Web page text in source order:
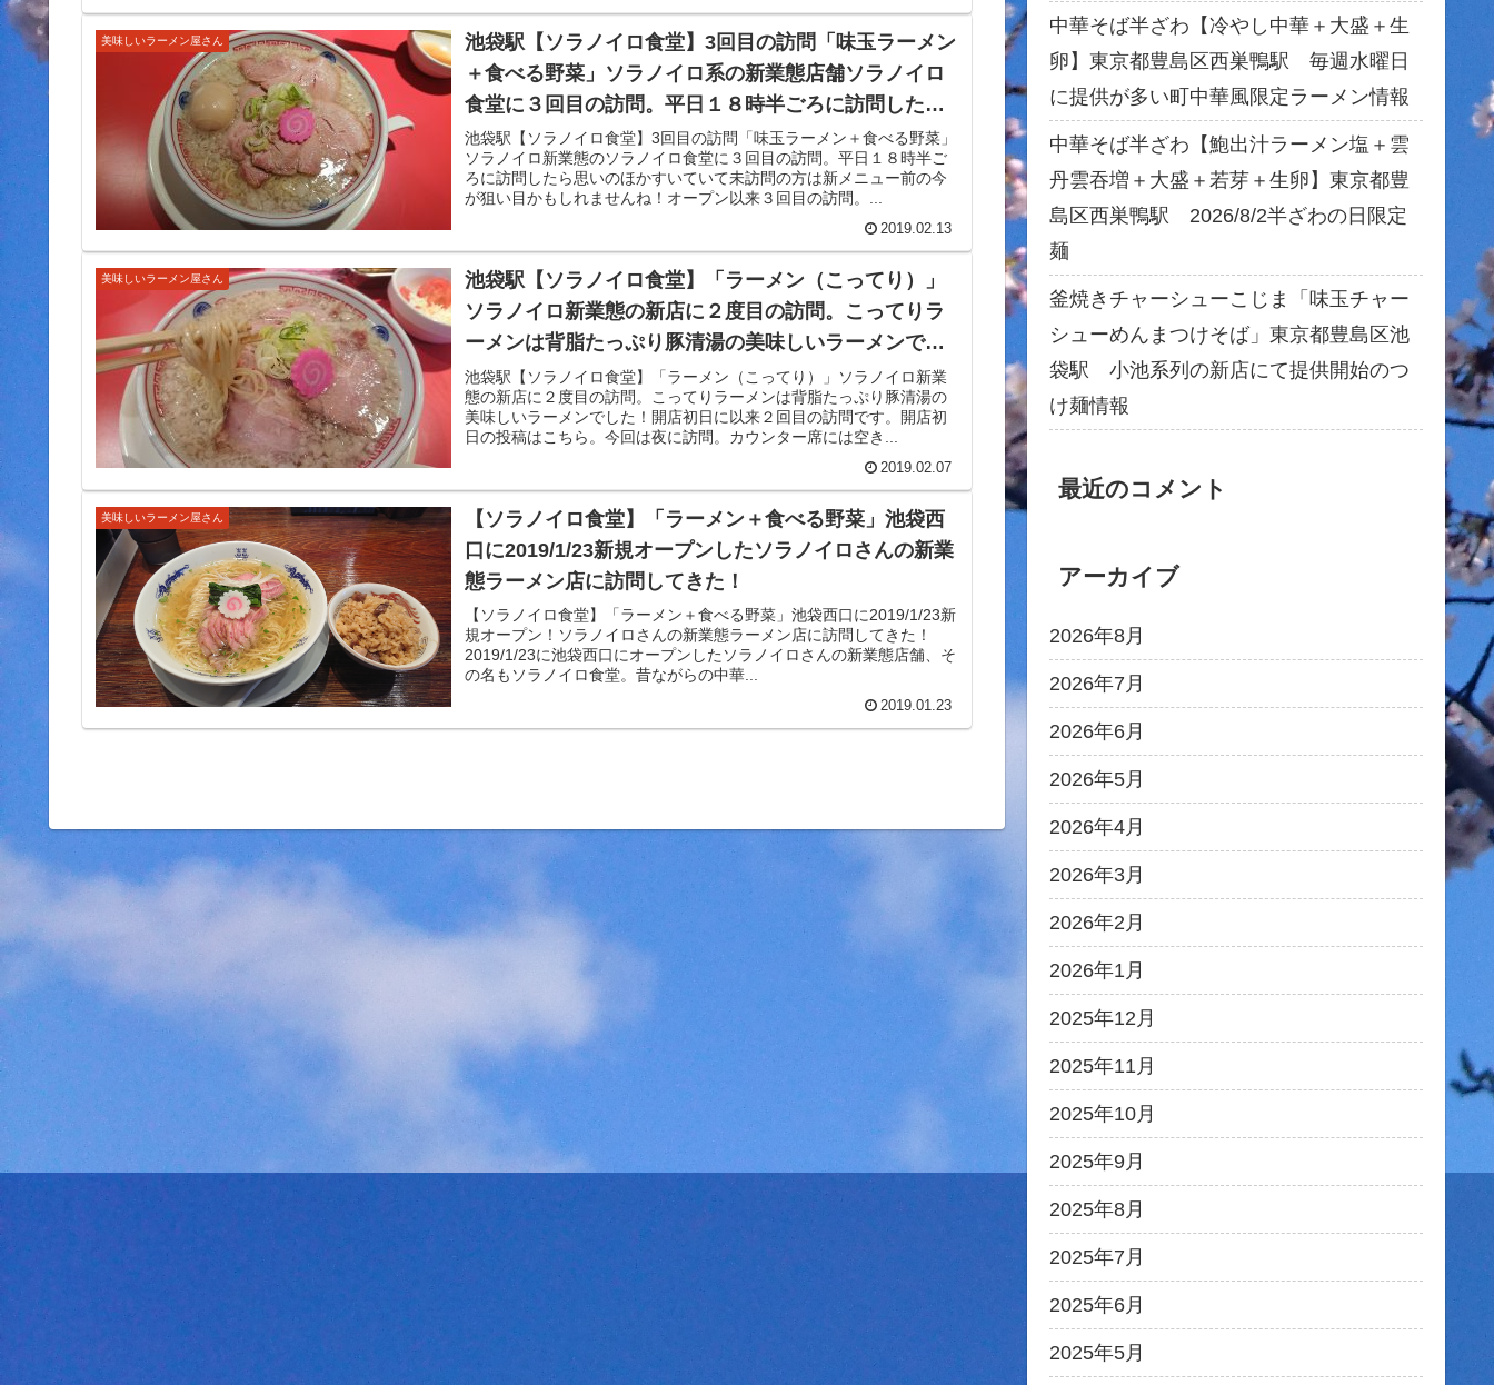
美味しいラーメン屋さん
池袋駅【ソラノイロ食堂】3回目の訪問「味玉ラーメン
＋食べる野菜」ソラノイロ系の新業態店舗ソラノイロ
食堂に３回目の訪問。平日１８時半ごろに訪問したら
思いのほかすいていました。未訪問の方は新メニュー
前の今が狙い目かもしれませんね！
池袋駅【ソラノイロ食堂】3回目の訪問「味玉ラーメン＋食べる野菜」
ソラノイロ新業態のソラノイロ食堂に３回目の訪問。平日１８時半ご
ろに訪問したら思いのほかすいていて未訪問の方は新メニュー前の今
が狙い目かもしれませんね！オープン以来３回目の訪問。...
2019.02.13
美味しいラーメン屋さん
池袋駅【ソラノイロ食堂】「ラーメン（こってり）」
ソラノイロ新業態の新店に２度目の訪問。こってりラ
ーメンは背脂たっぷり豚清湯の美味しいラーメンでし
た！
池袋駅【ソラノイロ食堂】「ラーメン（こってり）」ソラノイロ新業
態の新店に２度目の訪問。こってりラーメンは背脂たっぷり豚清湯の
美味しいラーメンでした！開店初日に以来２回目の訪問です。開店初
日の投稿はこちら。今回は夜に訪問。カウンター席には空き...
2019.02.07
美味しいラーメン屋さん
【ソラノイロ食堂】「ラーメン＋食べる野菜」池袋西
口に2019/1/23新規オープンしたソラノイロさんの新業
態ラーメン店に訪問してきた！
【ソラノイロ食堂】「ラーメン＋食べる野菜」池袋西口に2019/1/23新
規オープン！ソラノイロさんの新業態ラーメン店に訪問してきた！
2019/1/23に池袋西口にオープンしたソラノイロさんの新業態店舗、そ
の名もソラノイロ食堂。昔ながらの中華...
2019.01.23
中華そば半ざわ【冷やし中華＋大盛＋生
卵】東京都豊島区西巣鴨駅 毎週水曜日
に提供が多い町中華風限定ラーメン情報
中華そば半ざわ【鮑出汁ラーメン塩＋雲
丹雲吞増＋大盛＋若芽＋生卵】東京都豊
島区西巣鴨駅 2026/8/2半ざわの日限定
麺
釜焼きチャーシューこじま「味玉チャー
シューめんまつけそば」東京都豊島区池
袋駅 小池系列の新店にて提供開始のつ
け麺情報
最近のコメント
アーカイブ
2026年8月
2026年7月
2026年6月
2026年5月
2026年4月
2026年3月
2026年2月
2026年1月
2025年12月
2025年11月
2025年10月
2025年9月
2025年8月
2025年7月
2025年6月
2025年5月